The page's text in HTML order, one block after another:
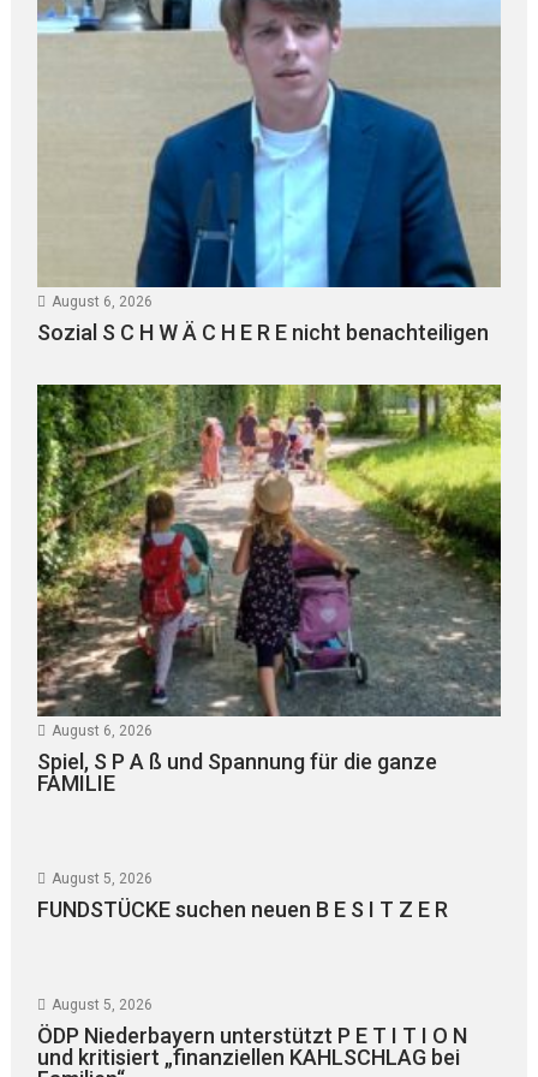
August 6, 2026
Sozial S C H W Ä C H E R E nicht benachteiligen
August 6, 2026
Spiel, S P A ß und Spannung für die ganze
FAMILIE
August 5, 2026
FUNDSTÜCKE suchen neuen B E S I T Z E R
August 5, 2026
ÖDP Niederbayern unterstützt P E T I T I O N
und kritisiert „finanziellen KAHLSCHLAG bei